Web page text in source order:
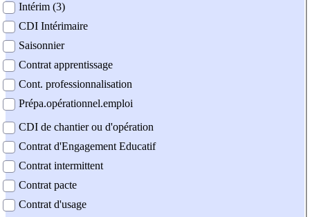
Intérim (3)
CDI Intérimaire
Saisonnier
Contrat apprentissage
Cont. professionnalisation
Prépa.opérationnel.emploi
CDI de chantier ou d'opération
Contrat d'Engagement Educatif
Contrat intermittent
Contrat pacte
Contrat d'usage